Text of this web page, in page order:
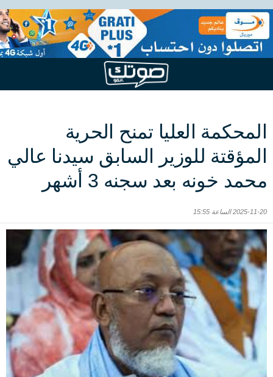
المحكمة العليا تمنح الحرية
المؤقتة للوزير السابق سيدنا عالي
محمد خونه بعد سجنه 3 أشهر
2025-11-20 الساعة 15:55